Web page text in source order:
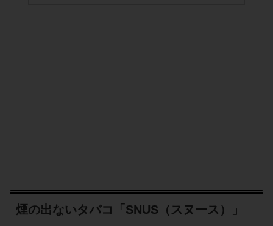
煙の出ないタバコ「SNUS（スヌース）」